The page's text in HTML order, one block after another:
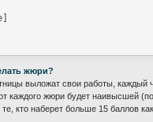
жюри?
выложат свои работы,
каждого жюри будет наивысшей
те, кто наберет больше 15 баллов